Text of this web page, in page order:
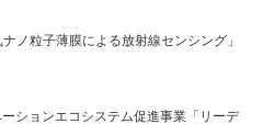
ナノ粒子薄膜による放射線センシング」
ーションエコシステム促進事業「リーデ